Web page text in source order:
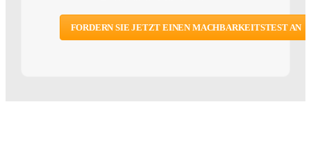
FORDERN SIE JETZT EINEN MACHBARKEITSTEST AN